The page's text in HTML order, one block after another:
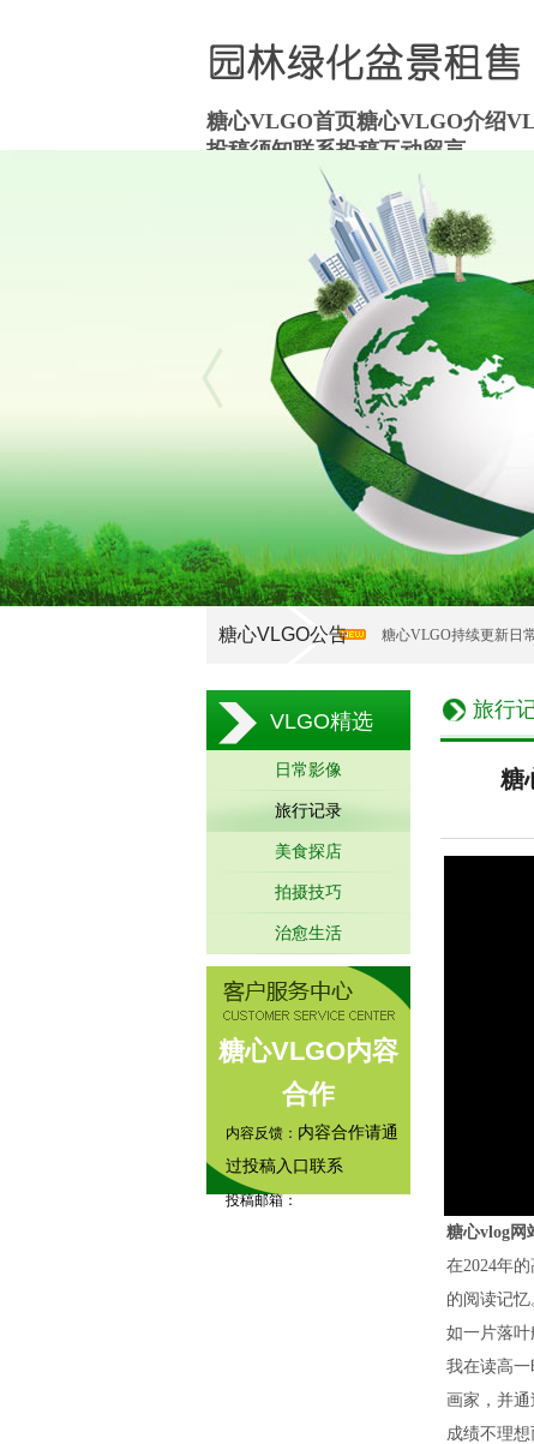
糖心VLGO首页糖心VLGO介绍
投稿须知联系投稿互动留言
糖心VLGO公告 糖心VLGO持续更新日
VLGO精选
日常影像
旅行记录
美食探店
拍摄技巧
治愈生活
糖心VLGO内容
合作
内容反馈： 内容合作请通
过投稿入口联系
投稿邮箱：
旅行
糖
糖心vlog网
在2024年
的阅读记
如一片落叶
我在读高
画家，并
成绩不理想